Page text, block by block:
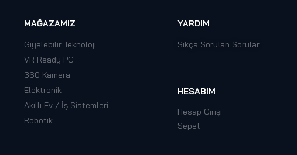
MAĞAZAMIZ
Giyelebilir Teknoloji
VR Ready PC
360 Kamera
Elektronik
Akıllı Ev / İş Sistemleri
Robotik
YARDIM
Sıkça Sorulan Sorular
HESABIM
Hesap Girişi
Sepet